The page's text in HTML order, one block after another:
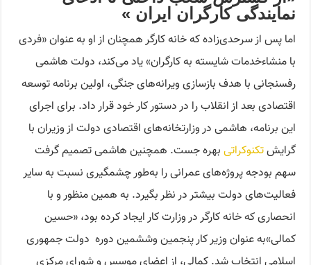
نمایندگی کارگران ایران »
اما پس از سرحدی‌زاده که خانه کارگر همچنان از او به عنوان «فردی
با منشاءخدمات شایسته به کارگران» یاد می‌کند، دولت هاشمی
رفسنجانی با هدف بازسازی ویرانه‌های جنگی، اولین برنامه توسعه
اقتصادی بعد از انقلاب را در دستور کار خود قرار داد. برای اجرای
این برنامه، هاشمی در وزارتخانه‌های اقتصادی دولت از وزیران با
گرایشتکنوکراتی بهره جست. همچنین هاشمی تصمیم گرفت
سهم بودجه پروژه‌های عمرانی را به‌طور چشمگیری نسبت به سایر
فعالیت‌های دولت بیشتر در نظر بگیرد. به همین منظور و با
انحصاری که خانه کارگر در وزارت کار ایجاد کرده بود، «حسین
کمالی»به عنوان وزیر کار پنجمین وششمین دوره دولت جمهوری